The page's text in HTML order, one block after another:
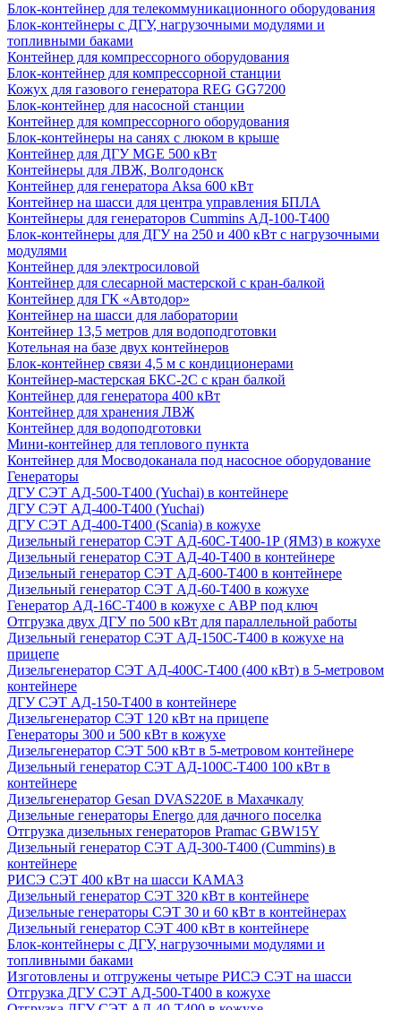
Блок-контейнер для телекоммуникационного оборудования
Блок-контейнеры с ДГУ, нагрузочными модулями и
топливными баками
Контейнер для компрессорного оборудования
Блок-контейнер для компрессорной станции
Кожух для газового генератора REG GG7200
Блок-контейнер для насосной станции
Контейнер для компрессорного оборудования
Блок-контейнеры на санях с люком в крыше
Контейнер для ДГУ MGE 500 кВт
Контейнеры для ЛВЖ, Волгодонск
Контейнер для генератора Aksa 600 кВт
Контейнер на шасси для центра управления БПЛА
Контейнеры для генераторов Cummins АД-100-Т400
Блок-контейнеры для ДГУ на 250 и 400 кВт с нагрузочными
модулями
Контейнер для электросиловой
Контейнер для слесарной мастерской с кран-балкой
Контейнер для ГК «Автодор»
Контейнер на шасси для лаборатории
Контейнер 13,5 метров для водоподготовки
Котельная на базе двух контейнеров
Блок-контейнер связи 4,5 м с кондиционерами
Контейнер-мастерская БКС-2С с кран балкой
Контейнер для генератора 400 кВт
Контейнер для хранения ЛВЖ
Контейнер для водоподготовки
Мини-контейнер для теплового пункта
Контейнер для Мосводоканала под насосное оборудование
Генераторы
ДГУ СЭТ АД-500-Т400 (Yuchai) в контейнере
ДГУ СЭТ АД-400-Т400 (Yuchai)
ДГУ СЭТ АД-400-Т400 (Scania) в кожухе
Дизельный генератор СЭТ АД-60С-Т400-1Р (ЯМЗ) в кожухе
Дизельный генератор СЭТ АД-40-Т400 в контейнере
Дизельный генератор СЭТ АД-600-Т400 в контейнере
Дизельный генератор СЭТ АД-60-Т400 в кожухе
Генератор АД-16С-Т400 в кожухе с АВР под ключ
Отгрузка двух ДГУ по 500 кВт для параллельной работы
Дизельный генератор СЭТ АД-150С-Т400 в кожухе на
прицепе
Дизельгенератор СЭТ АД-400С-Т400 (400 кВт) в 5-метровом
контейнере
ДГУ СЭТ АД-150-Т400 в контейнере
Дизельгенератор СЭТ 120 кВт на прицепе
Генераторы 300 и 500 кВт в кожухе
Дизельгенератор СЭТ 500 кВт в 5-метровом контейнере
Дизельный генератор СЭТ АД-100С-Т400 100 кВт в
контейнере
Дизельгенератор Gesan DVAS220E в Махачкалу
Дизельные генераторы Energo для дачного поселка
Отгрузка дизельных генераторов Pramac GВW15Y
Дизельный генератор СЭТ АД-300-Т400 (Cummins) в
контейнере
РИСЭ СЭТ 400 кВт на шасси КАМАЗ
Дизельный генератор СЭТ 320 кВт в контейнере
Дизельные генераторы СЭТ 30 и 60 кВт в контейнерах
Дизельный генератор СЭТ 400 кВт в контейнере
Блок-контейнеры с ДГУ, нагрузочными модулями и
топливными баками
Изготовлены и отгружены четыре РИСЭ СЭТ на шасси
Отгрузка ДГУ СЭТ АД-500-Т400 в кожухе